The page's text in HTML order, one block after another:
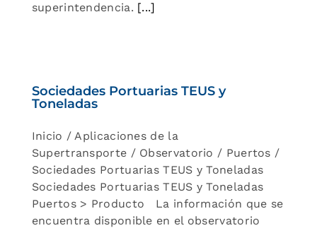
superintendencia. [...]
Sociedades Portuarias TEUS y
Toneladas
Inicio / Aplicaciones de la
Supertransporte / Observatorio / Puertos /
Sociedades Portuarias TEUS y Toneladas
Sociedades Portuarias TEUS y Toneladas
Puertos > Producto La información que se
encuentra disponible en el observatorio